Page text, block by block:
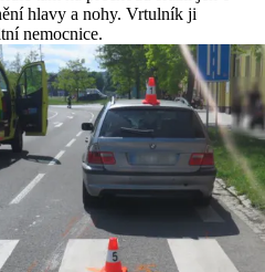
hlavy a nohy. Vrtulník ji
nemocnice.